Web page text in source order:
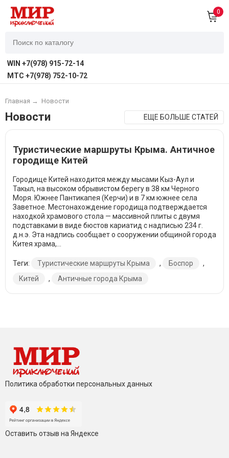
0
WIN +7(978) 915-72-14
MTC +7(978) 752-10-72
Главная → Новости
Новости ЕЩЕ БОЛЬШЕ СТАТЕЙ
Туристические маршруты Крыма. Античное
городище Китей
Городище Китей находится между мысами Кыз-Аул и
Такыл, на высоком обрывистом берегу в 38 км Черного
Моря. Южнее Пантикапея (Керчи) и в 7 км южнее села
Заветное. Местонахождение городища подтверждается
находкой храмового стола — массивной плиты с двумя
подставками в виде бюстов кариатид с надписью 234 г.
д.н.э. Эта надпись сообщает о сооружении общиной города
Китея храма,...
Теги: Туристические маршруты Крыма , Боспор
,
Китей
, Античные города Крыма
Политика обработки персональных данных
Оставить отзыв на Яндексе